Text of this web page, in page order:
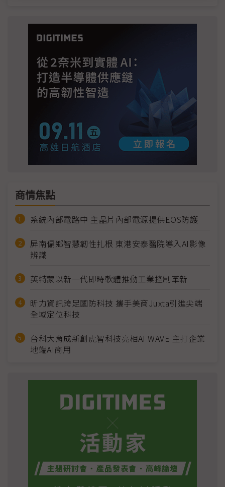
商情焦點
系統內部電路中 主晶片內部電源提供EOS防護
屏南偏鄉智慧韌性扎根 東港安泰醫院導入AI影像
辨識
英特蒙以新一代即時軟體推動工業控制革新
昕力資訊跨足國防科技 攜手美商Juxta引進尖端
全域定位科技
台科大育成新創虎智科技亮相AI WAVE 主打企業
地端AI商用